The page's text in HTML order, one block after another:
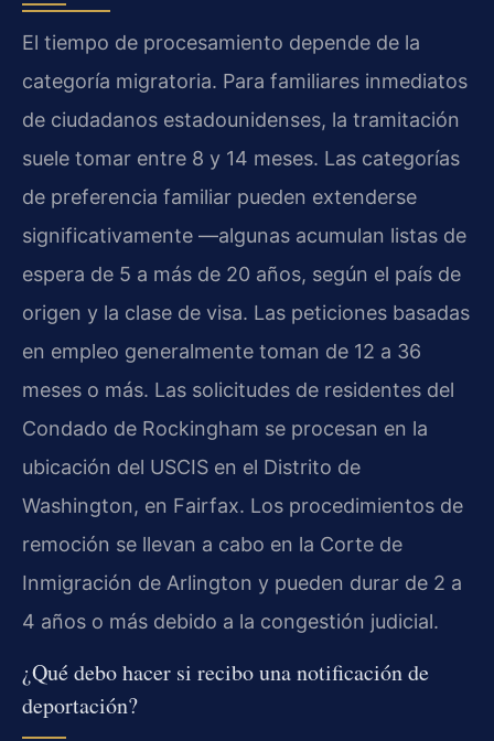
El tiempo de procesamiento depende de la
categoría migratoria. Para familiares inmediatos
de ciudadanos estadounidenses, la tramitación
suele tomar entre 8 y 14 meses. Las categorías
de preferencia familiar pueden extenderse
significativamente —algunas acumulan listas de
espera de 5 a más de 20 años, según el país de
origen y la clase de visa. Las peticiones basadas
en empleo generalmente toman de 12 a 36
meses o más. Las solicitudes de residentes del
Condado de Rockingham se procesan en la
ubicación del USCIS en el Distrito de
Washington, en Fairfax. Los procedimientos de
remoción se llevan a cabo en la Corte de
Inmigración de Arlington y pueden durar de 2 a
4 años o más debido a la congestión judicial.
¿Qué debo hacer si recibo una notificación de
deportación?